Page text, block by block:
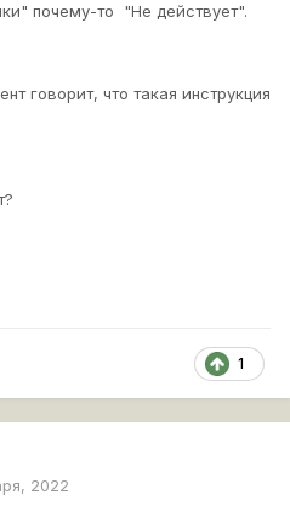
почему-то "Не действует".
говорит, что такая инструкция
1
2022